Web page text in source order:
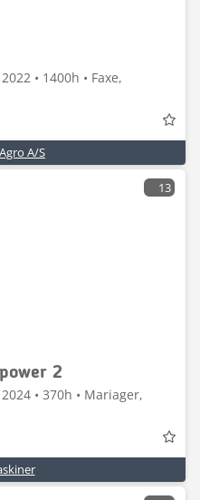
• 1400h • Faxe,
A/S
13
2
• 370h • Mariager,